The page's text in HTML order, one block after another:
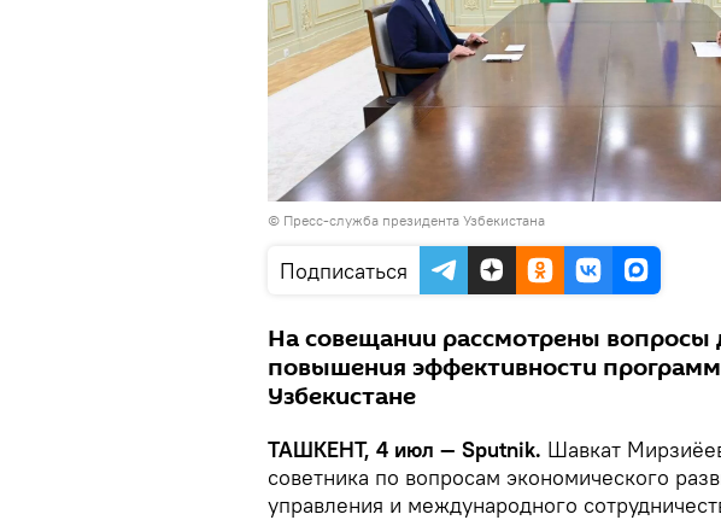
© Пресс-служба президента Узбекистана
Подписаться
На совещании рассмотрены вопросы
повышения эффективности
Узбекистане
ТАШКЕНТ, 4 июл — Sputnik. Шавкат
советника по вопросам экономического
управления и международного